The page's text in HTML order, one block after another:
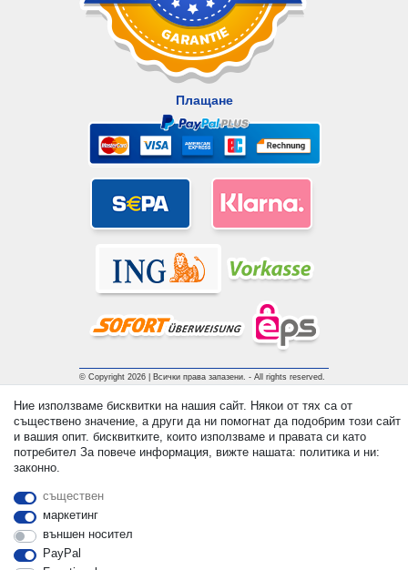
Плащане
© Copyright 2026 | Всички права запазени. - All rights reserved.
Applies to deliveries to the UK!
Withdraw from contract here контакт
Ние използваме бисквитки на нашия сайт. Някои от тях са от
съществено значение, а други да ни помогнат да подобрим този сайт
и вашия опит. бисквитките, които използваме и правата си като
потребител За повече информация, вижте нашата: политика и ни:
законно.
съществен
маркетинг
външен носител
PayPal